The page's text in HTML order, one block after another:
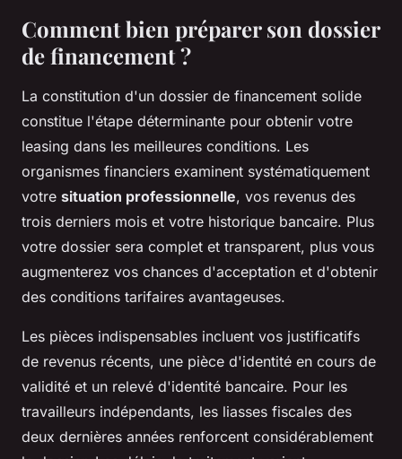
Comment bien préparer son dossier
de financement ?
La constitution d'un dossier de financement solide
constitue l'étape déterminante pour obtenir votre
leasing dans les meilleures conditions. Les
organismes financiers examinent systématiquement
votre situation professionnelle, vos revenus des
trois derniers mois et votre historique bancaire. Plus
votre dossier sera complet et transparent, plus vous
augmenterez vos chances d'acceptation et d'obtenir
des conditions tarifaires avantageuses.
Les pièces indispensables incluent vos justificatifs
de revenus récents, une pièce d'identité en cours de
validité et un relevé d'identité bancaire. Pour les
travailleurs indépendants, les liasses fiscales des
deux dernières années renforcent considérablement